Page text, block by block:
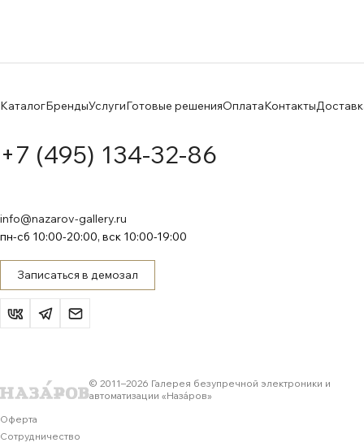
КаталогБрендыУслугиГотовые решенияОплатаКонтакты
+7 (495) 134-32-86
info@nazarov-gallery.ru
пн-сб 10:00-20:00, вск 10:00-19:00
Записаться в демозал
© 2011–2026 Галерея безупречной электроники и
автоматизации «Назáров»
Оферта
Сотрудничество